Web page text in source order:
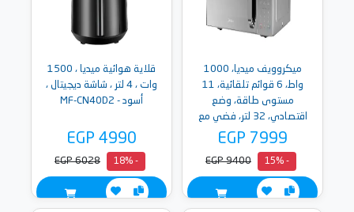
ميكروويف ميديا، 1000
واط، 6 قوائم تلقائية، 11
مستوى طاقة، وضع
اقتصادي، 32 لتر، فضي مع
باب مراة - EM0P042MX-S
EGP 7999
- 15%
EGP 9400
قلاية هوائية ميديا ، 1500
وات ، 4 لتر ، شاشة ديجيتال ،
أسود - MF-CN40D2
EGP 4990
- 18%
EGP 6028